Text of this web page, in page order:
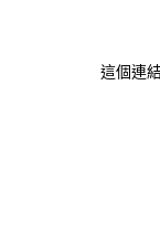
這個連